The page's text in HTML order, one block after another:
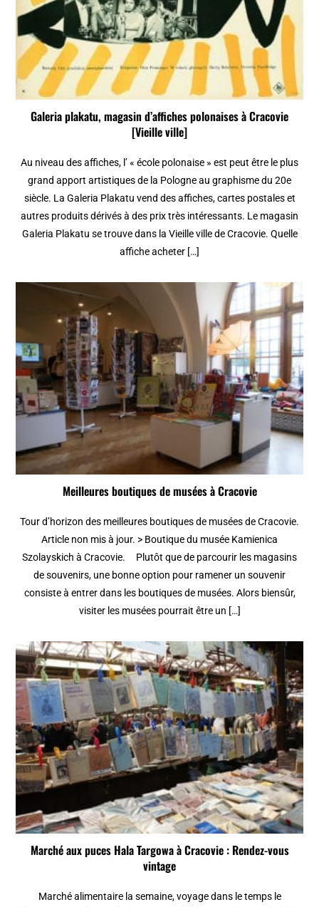
Galeria plakatu, magasin d’affiches polonaises à Cracovie
[Vieille ville]
Au niveau des affiches, l’ « école polonaise » est peut être le plus
grand apport artistiques de la Pologne au graphisme du 20e
siècle. La Galeria Plakatu vend des affiches, cartes postales et
autres produits dérivés à des prix très intéressants. Le magasin
Galeria Plakatu se trouve dans la Vieille ville de Cracovie. Quelle
affiche acheter […]
Meilleures boutiques de musées à Cracovie
Tour d’horizon des meilleures boutiques de musées de Cracovie.
Article non mis à jour. > Boutique du musée Kamienica
Szolayskich à Cracovie. Plutôt que de parcourir les magasins
de souvenirs, une bonne option pour ramener un souvenir
consiste à entrer dans les boutiques de musées. Alors biensûr,
visiter les musées pourrait être un […]
Marché aux puces Hala Targowa à Cracovie : Rendez-vous
vintage
Marché alimentaire la semaine, voyage dans le temps le